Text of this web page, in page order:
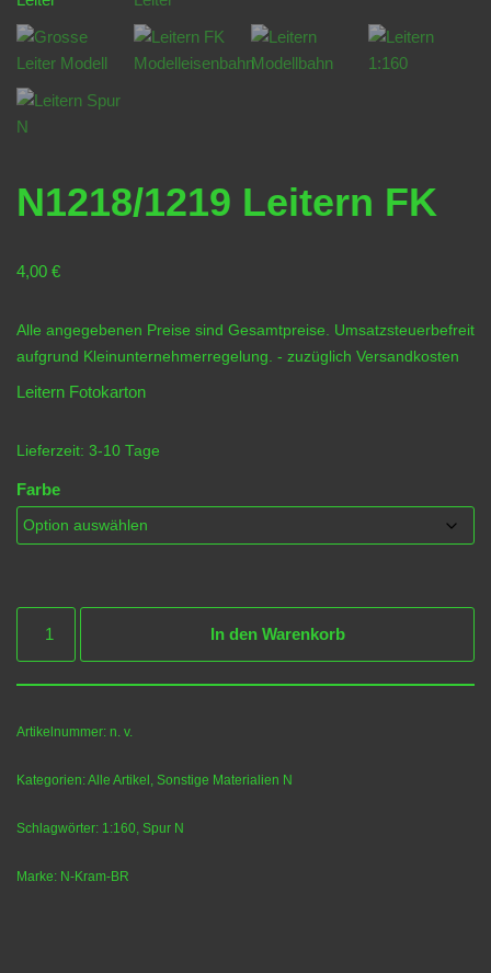
N1218/1219 Leitern FK
4,00 €
Alle angegebenen Preise sind Gesamtpreise. Umsatzsteuerbefreit
aufgrund Kleinunternehmerregelung. - zuzüglich Versandkosten
Leitern Fotokarton
Lieferzeit: 3-10 Tage
Farbe
In den Warenkorb
Artikelnummer: n. v.
Kategorien:Alle Artikel Sonstige Materialien N
Schlagwörter: 1:160 Spur N
Marke: N-Kram-BR